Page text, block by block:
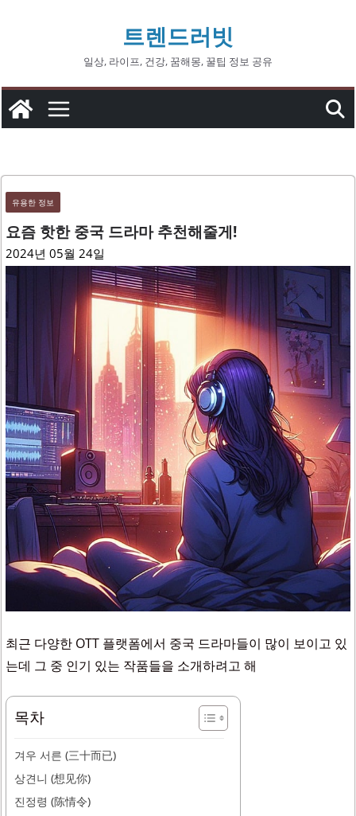
트렌드러빗
일상, 라이프, 건강, 꿈해몽, 꿀팁 정보 공유
유용한 정보
요즘 핫한 중국 드라마 추천해줄게!
2024년 05월 24일
최근 다양한 OTT 플랫폼에서 중국 드라마들이 많이 보이고 있
는데 그 중 인기 있는 작품들을 소개하려고 해
목차
겨우 서른 (三十而已)
상견니 (想见你)
진정령 (陈情令)